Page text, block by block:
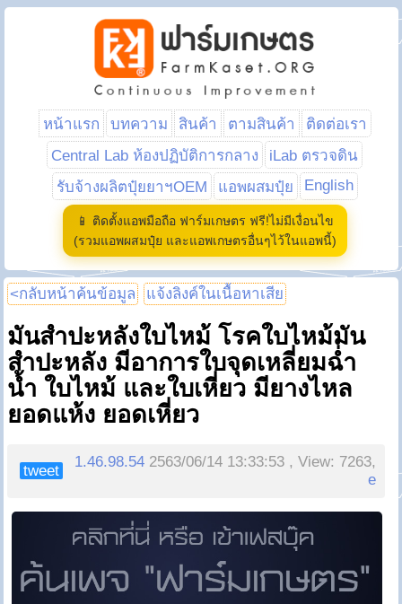
หน้าแรก บทความ สินค้า ตามสินค้า
ติดต่อเรา
Central Lab ห้องปฏิบัติการกลาง
iLab ตรวจดิน
รับจ้างผลิตปุ๋ยยาฯOEM
แอพผสมปุ๋ย English
📱 ติดตั้งแอพมือถือ ฟาร์มเกษตร ฟรี!ไม่มีเงื่อนไข
(รวมแอพผสมปุ๋ย และแอพเกษตรอื่นๆไว้ในแอพนี้)
<กลับหน้าค้นข้อมูล แจ้งลิงค์ในเนื้อหาเสีย
มันสำปะหลังใบไหม้ โรคใบไหม้มัน
สำปะหลัง มีอาการใบจุดเหลี่ยมฉ่ำ
น้ำ ใบไหม้ และใบเหี่ยว มียางไหล
ยอดแห้ง ยอดเหี่ยว
tweet
1.46.98.54 2563/06/14 13:33:53 , View: 7263,
e